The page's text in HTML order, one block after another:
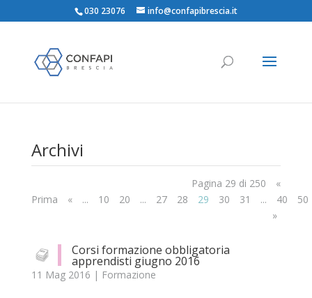
030 23076 info@confapibrescia.it
Αrchivi
Pagina 29 di 250
«
Prima
« ... 10 20 ... 27 28 29 30 31 ... 40
50
»
Corsi formazione obbligatoria
apprendisti giugno 2016
11 Mag 2016 | Formazione